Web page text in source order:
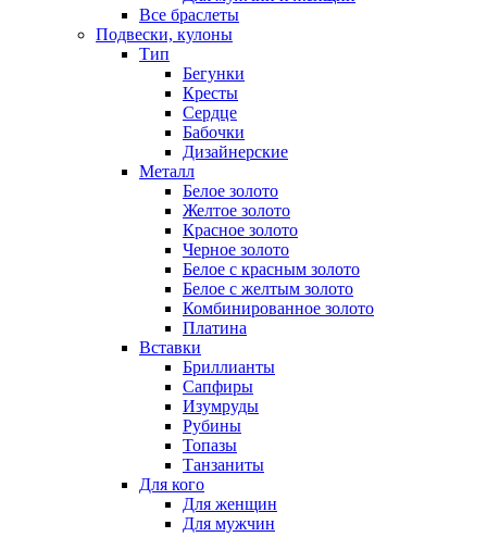
Все браслеты
Подвески, кулоны
Тип
Бегунки
Кресты
Сердце
Бабочки
Дизайнерские
Металл
Белое золото
Желтое золото
Красное золото
Черное золото
Белое с красным золото
Белое с желтым золото
Комбинированное золото
Платина
Вставки
Бриллианты
Сапфиры
Изумруды
Рубины
Топазы
Танзаниты
Для кого
Для женщин
Для мужчин